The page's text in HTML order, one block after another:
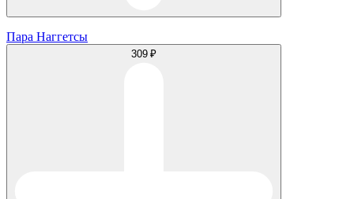
Пара Наггетсы
309 ₽